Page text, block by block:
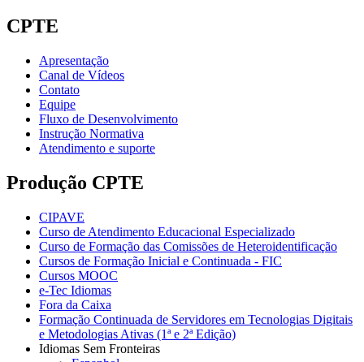
CPTE
Apresentação
Canal de Vídeos
Contato
Equipe
Fluxo de Desenvolvimento
Instrução Normativa
Atendimento e suporte
Produção CPTE
CIPAVE
Curso de Atendimento Educacional Especializado
Curso de Formação das Comissões de Heteroidentificação
Cursos de Formação Inicial e Continuada - FIC
Cursos MOOC
e-Tec Idiomas
Fora da Caixa
Formação Continuada de Servidores em Tecnologias Digitais
e Metodologias Ativas (1ª e 2ª Edição)
Idiomas Sem Fronteiras